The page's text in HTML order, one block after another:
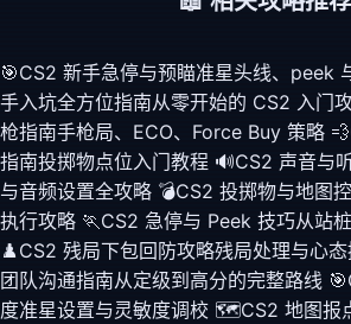
🎯CS2 新手急停与预瞄准星头线、peek
手入坑全方位指南从零开始的 CS2 入门
枪指南手枪局、ECO、Force Buy 策略 💨
指南投掷物点位入门教程 🔊CS2 声音与
与音频设置全攻略 💣CS2 投掷物与地图
执行攻略 🏃CS2 急停与 Peek 技巧从站
♟️CS2 残局下包回防攻略残局处理与心态
团队沟通指南从定级到高分的完整路线 🎯
度准星设置与灵敏度调校 🗺️CS2 地图报